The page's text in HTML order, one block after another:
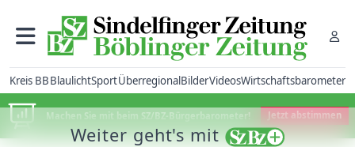
Kreis BBBlaulichtSportÜberregionalBilderVideosWirtschaftsbarometer
Machen Sie mit beim SZ/BZ-Bürgerbarometer! Jetzt abstimmen
Weiter geht's mit